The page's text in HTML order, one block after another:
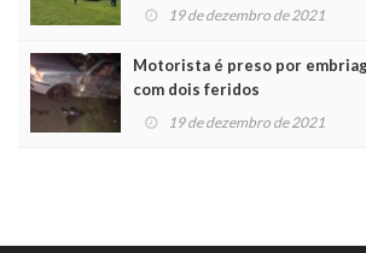
19 de dezembro de 2021
Motorista é preso por
com dois feridos
19 de dezembro de 2021